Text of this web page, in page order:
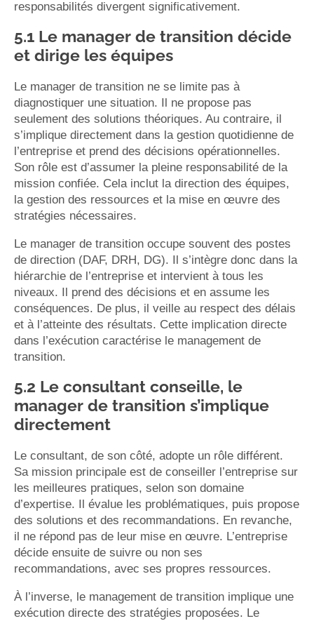
responsabilités divergent significativement.
5.1 Le manager de transition décide
et dirige les équipes
Le manager de transition ne se limite pas à
diagnostiquer une situation. Il ne propose pas
seulement des solutions théoriques. Au contraire, il
s’implique directement dans la gestion quotidienne de
l’entreprise et prend des décisions opérationnelles.
Son rôle est d’assumer la pleine responsabilité de la
mission confiée. Cela inclut la direction des équipes,
la gestion des ressources et la mise en œuvre des
stratégies nécessaires.
Le manager de transition occupe souvent des postes
de direction (DAF, DRH, DG). Il s’intègre donc dans la
hiérarchie de l’entreprise et intervient à tous les
niveaux. Il prend des décisions et en assume les
conséquences. De plus, il veille au respect des délais
et à l’atteinte des résultats. Cette implication directe
dans l’exécution caractérise le management de
transition.
5.2 Le consultant conseille, le
manager de transition s’implique
directement
Le consultant, de son côté, adopte un rôle différent.
Sa mission principale est de conseiller l’entreprise sur
les meilleures pratiques, selon son domaine
d’expertise. Il évalue les problématiques, puis propose
des solutions et des recommandations. En revanche,
il ne répond pas de leur mise en œuvre. L’entreprise
décide ensuite de suivre ou non ses
recommandations, avec ses propres ressources.
À l’inverse, le management de transition implique une
exécution directe des stratégies proposées. Le